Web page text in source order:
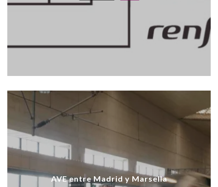
AVE entre Madrid y Marsella